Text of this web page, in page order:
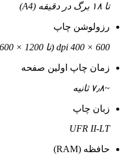
تا ۱۸ برگ در دقیقه (A4)
رزولوشن چاپ
600 × 400 dpi (تا 1200 × 600 dpi با تکنولوژی AIR)
زمان چاپ اولین صفحه
~۷٫۸ ثانیه
زبان چاپ
UFR II‑LT
حافظه (RAM)